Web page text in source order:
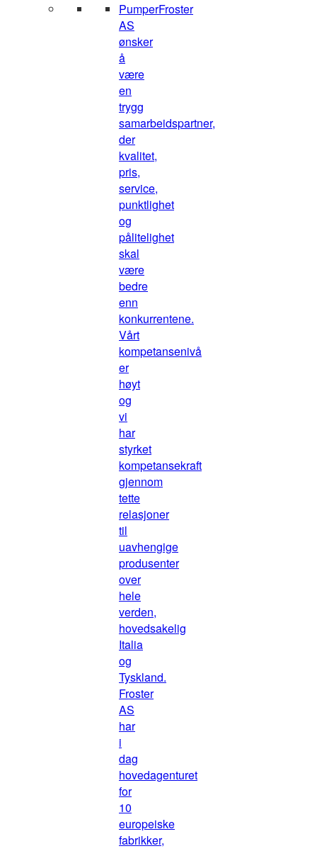
PumperFroster
AS
ønsker
å
være
en
trygg
samarbeidspartner,
der
kvalitet,
pris,
service,
punktlighet
og
pålitelighet
skal
være
bedre
enn
konkurrentene.
Vårt
kompetansenivå
er
høyt
og
vi
har
styrket
kompetansekraft
gjennom
tette
relasjoner
til
uavhengige
produsenter
over
hele
verden,
hovedsakelig
Italia
og
Tyskland.
Froster
AS
har
i
dag
hovedagenturet
for
10
europeiske
fabrikker,